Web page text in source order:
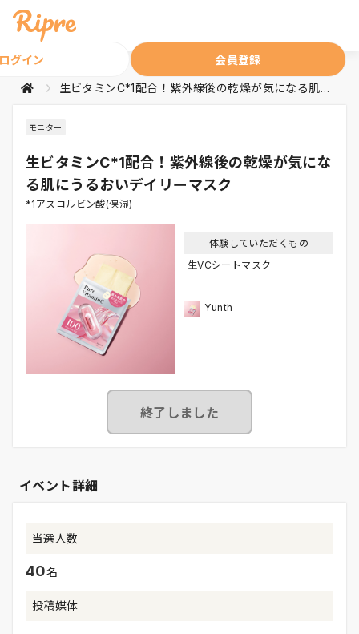
グイン 会員登録
生ビタミンC*1配合！紫外線後の乾燥が気になる肌にうるおいデイリーマスク
モニター
生ビタミンC*1配合！紫外線後の乾燥が気にな
る肌にうるおいデイリーマスク
*1アスコルビン酸(保湿)
体験していただくもの
生VCシートマスク
Yunth
終了しました
イベント詳細
当選人数
40名
投稿媒体